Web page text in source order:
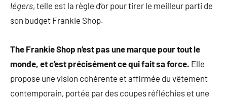
légers, telle est la règle d’or pour tirer le meilleur parti de
son budget Frankie Shop.
The Frankie Shop n’est pas une marque pour tout le
monde, et c’est précisément ce qui fait sa force. Elle
propose une vision cohérente et affirmée du vêtement
contemporain, portée par des coupes réfléchies et une